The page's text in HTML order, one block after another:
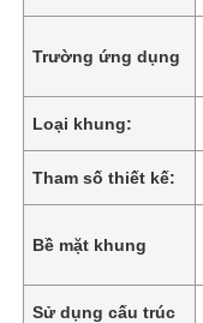
Trường ứng dụng
Loại khung:
Tham số thiết kế:
Bề mặt khung
Sử dụng cấu trúc